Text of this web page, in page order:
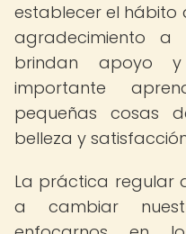
establecer el hábito
agradecimiento a
brindan apoyo
importante
pequeñas cosas
belleza y
La práctica regular
a cambiar